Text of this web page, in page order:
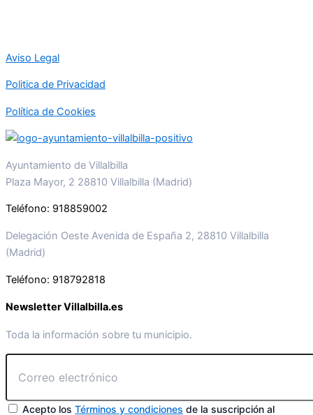
Aviso Legal
Politica de Privacidad
Política de Cookies
Ayuntamiento de Villalbilla
Plaza Mayor, 2 28810 Villalbilla (Madrid)
Teléfono: 918859002
Delegación Oeste Avenida de España 2, 28810 Villalbilla
(Madrid)
Teléfono: 918792818
Newsletter Villalbilla.es
Toda la información sobre tu municipio.
Acepto los Términos y condiciones de la suscripción al